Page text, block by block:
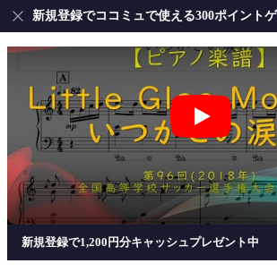
新規登録でココミュで使える300ポイント
いつかこの涙
新規登録で1,200円分キャッシュプレゼント中